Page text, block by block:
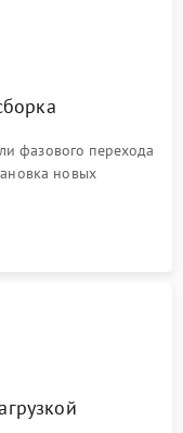
фазового перехода
новых
на память и цепи
подключение и